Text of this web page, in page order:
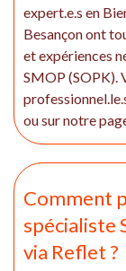
expert.e.s en
Besançon ont
et expériences
SMOP (SOPK).
ou sur notre
Comment
spécialiste
via Reflet ?